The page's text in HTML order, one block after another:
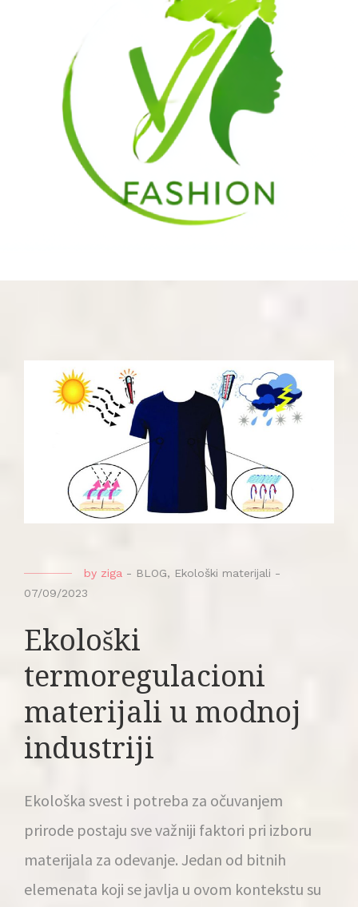
by ziga - BLOG, Ekološki materijali -
07/09/2023
Ekološki
termoregulacioni
materijali u modnoj
industriji
Ekološka svest i potreba za očuvanjem
prirode postaju sve važniji faktori pri izboru
materijala za odevanje. Jedan od bitnih
elemenata koji se javlja u ovom kontekstu su